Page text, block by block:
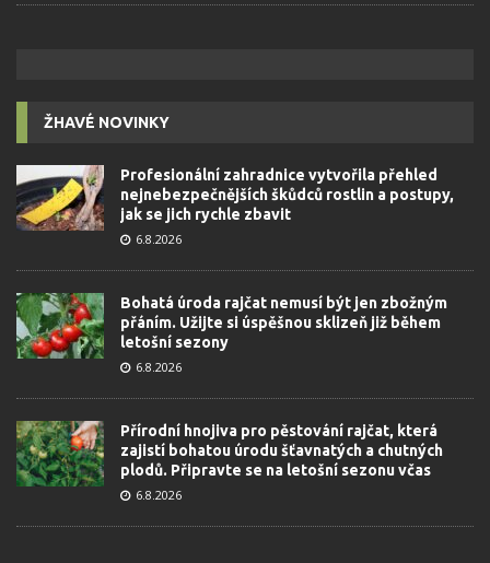
ŽHAVÉ NOVINKY
Profesionální zahradnice vytvořila přehled
nejnebezpečnějších škůdců rostlin a postupy,
jak se jich rychle zbavit
6.8.2026
Bohatá úroda rajčat nemusí být jen zbožným
přáním. Užijte si úspěšnou sklizeň již během
letošní sezony
6.8.2026
Přírodní hnojiva pro pěstování rajčat, která
zajistí bohatou úrodu šťavnatých a chutných
plodů. Připravte se na letošní sezonu včas
6.8.2026